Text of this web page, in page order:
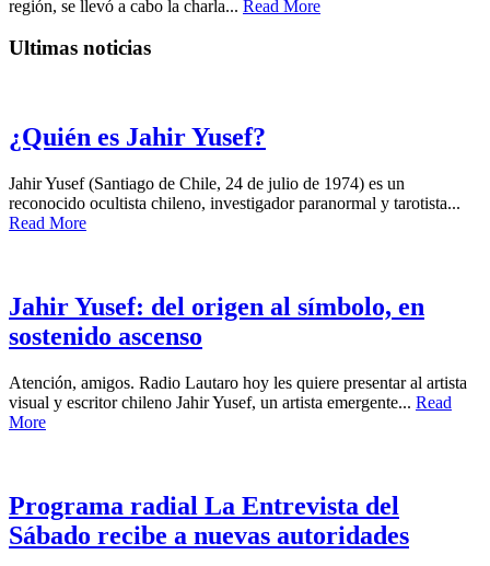
región, se llevó a cabo la charla... Read More
Ultimas noticias
¿Quién es Jahir Yusef?
Jahir Yusef (Santiago de Chile, 24 de julio de 1974) es un
reconocido ocultista chileno, investigador paranormal y tarotista...
Read More
Jahir Yusef: del origen al símbolo, en
sostenido ascenso
Atención, amigos. Radio Lautaro hoy les quiere presentar al artista
visual y escritor chileno Jahir Yusef, un artista emergente... Read
More
Programa radial La Entrevista del
Sábado recibe a nuevas autoridades